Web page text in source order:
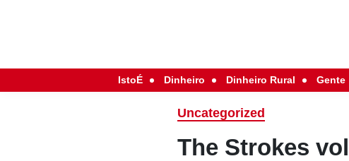
IstoÉ Dinheiro Dinheiro Rural Gente
Uncategorized
The Strokes